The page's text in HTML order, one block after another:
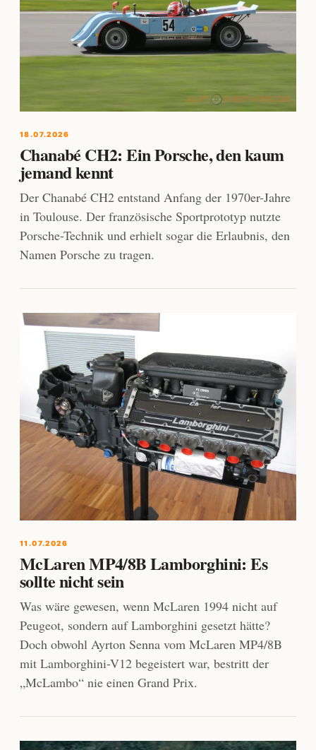
18.07.2026
Chanabé CH2: Ein Porsche, den kaum
jemand kennt
Der Chanabé CH2 entstand Anfang der 1970er-Jahre
in Toulouse. Der französische Sportprototyp nutzte
Porsche-Technik und erhielt sogar die Erlaubnis, den
Namen Porsche zu tragen.
11.07.2026
McLaren MP4/8B Lamborghini: Es
sollte nicht sein
Was wäre gewesen, wenn McLaren 1994 nicht auf
Peugeot, sondern auf Lamborghini gesetzt hätte?
Doch obwohl Ayrton Senna vom McLaren MP4/8B
mit Lamborghini-V12 begeistert war, bestritt der
„McLambo“ nie einen Grand Prix.